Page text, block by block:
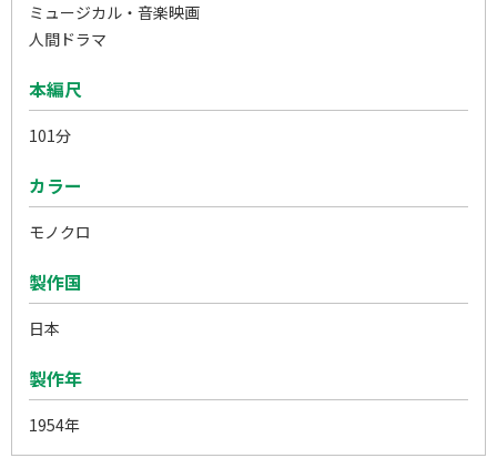
ミュージカル・音楽映画
人間ドラマ
本編尺
101分
カラー
モノクロ
製作国
日本
製作年
1954年